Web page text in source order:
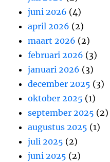
juni 2026 (4)
april 2026 (2)
maart 2026 (2)
februari 2026 (3)
januari 2026 (3)
december 2025 (3)
oktober 2025 (1)
september 2025 (2)
augustus 2025 (1)
juli 2025 (2)
juni 2025 (2)